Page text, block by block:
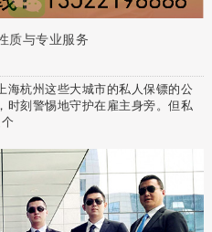
质与专业服务
杭州这些大城市的私人保镖的公
时刻警惕地守护在雇主身旁。但私